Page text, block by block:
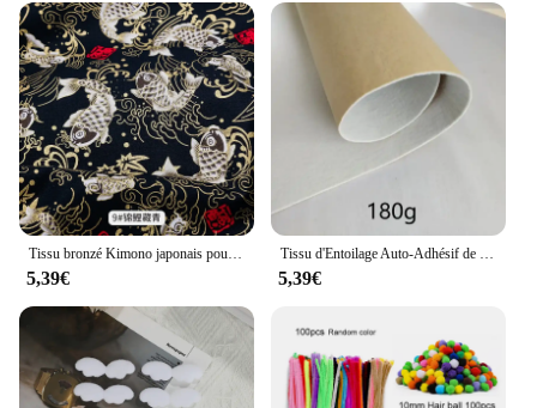
Tissu bronzé Kimono japonais pour la couture, aucun imprimé de fleurs de sushi, grill en coton, matériaux de bricolage, accessoires Patchwork, 50x145cm
5,39€
Tissu d'Entoilage Auto-Adhésif de 100x45cm, pour la Couture de Vêtements, en Forme de Chapeau, Couche Intercalaire, Matériau de Doublure de Sac Fait à la Main, 180g/280g/380g
5,39€